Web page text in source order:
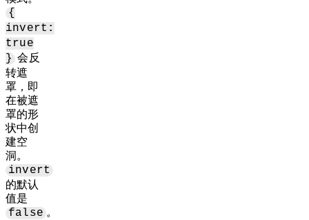
{
invert:
true
} 会反
转遮
罩，即
在被遮
罩的形
状中创
建空
洞。
invert
的默认
值是
false 。